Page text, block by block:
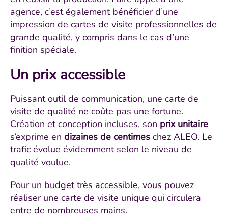
agence, c’est également bénéficier d’une
impression de cartes de visite professionnelles de
grande qualité, y compris dans le cas d’une
finition spéciale.
Un prix accessible
Puissant outil de communication, une carte de
visite de qualité ne coûte pas une fortune.
Création et conception incluses, son prix unitaire
s’exprime en dizaines de centimes chez ALEO. Le
trafic évolue évidemment selon le niveau de
qualité voulue.
Pour un budget très accessible, vous pouvez
réaliser une carte de visite unique qui circulera
entre de nombreuses mains.